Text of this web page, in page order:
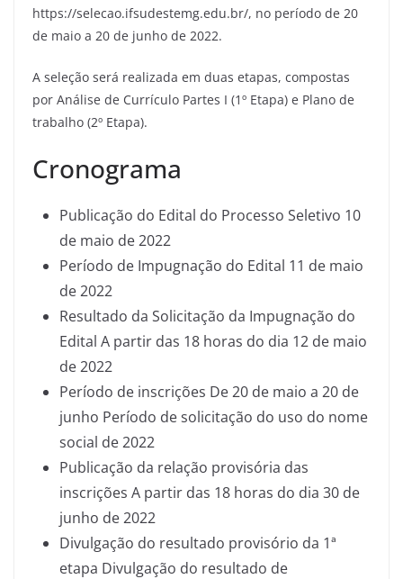
https://selecao.ifsudestemg.edu.br/, no período de 20
de maio a 20 de junho de 2022.
A seleção será realizada em duas etapas, compostas
por Análise de Currículo Partes I (1º Etapa) e Plano de
trabalho (2º Etapa).
Cronograma
Publicação do Edital do Processo Seletivo 10
de maio de 2022
Período de Impugnação do Edital 11 de maio
de 2022
Resultado da Solicitação da Impugnação do
Edital A partir das 18 horas do dia 12 de maio
de 2022
Período de inscrições De 20 de maio a 20 de
junho Período de solicitação do uso do nome
social de 2022
Publicação da relação provisória das
inscrições A partir das 18 horas do dia 30 de
junho de 2022
Divulgação do resultado provisório da 1ª
etapa Divulgação do resultado de